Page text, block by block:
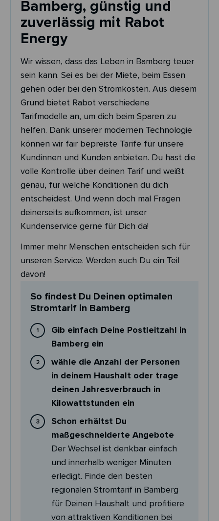
Bamberg, günstig und
zuverlässig mit Rabot
Energy
Wir wissen, dass das Leben in Bamberg teuer
sein kann. Sei es bei der Miete, beim Essen
gehen oder bei den Stromkosten. Aus diesem
Grund bietet Rabot verschiedene
Tarifmodelle an, um dich beim Sparen zu
helfen. Dank unserer modernen Technologie
können wir fair bepreiste Tarife für unsere
Kundinnen und Kunden anbieten. Du hast die
volle Kontrolle über deinen Tarif und weißt
genau, für welche Konditionen du dich
entscheidest. Und wenn doch mal Fragen
deinerseits aufkommen, ist unser
Kundenservice gerne für Dich da!
Immer mehr Menschen entscheiden sich für
unseren Service. Werden auch Du ein Teil
davon!
So findest Du Deinen optimalen
Stromtarif in Bamberg
Gib einfach Deine Postleitzahl in
Bamberg ein
wähle die Anzahl der Personen
in deinem Haushalt oder trage
deinen Jahresverbrauch in
Kilowattstunden ein
Schon erhältst Du
maßgeschneiderte Angebote
Der Wechsel ist denkbar einfach
und innerhalb weniger Minuten
erledigt. Finde den besten
regionalen Stromtarif in Bamberg
für Deinen Haushalt und profitiere
von attraktiven Konditionen bei